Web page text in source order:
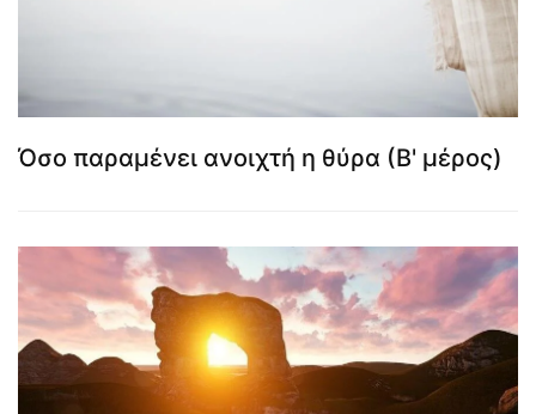
Όσο παραμένει ανοιχτή η θύρα (Β' μέρος)